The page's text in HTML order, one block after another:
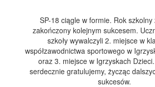
SP-18 ciągle w formie. Rok
zakończony kolejnym sukcesem.
szkoły wywalczyli 2. miejsce w
współzawodnictwa sportowego w
oraz 3. miejsce w Igrzyskach
serdecznie gratulujemy, życząc
sukcesów.